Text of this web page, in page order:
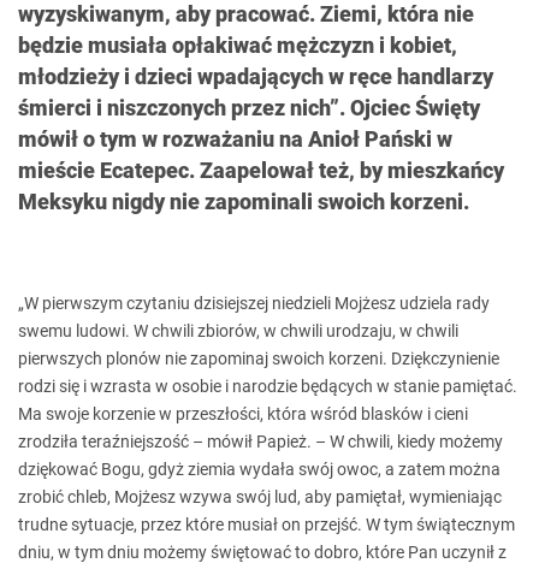
wyzyskiwanym, aby pracować. Ziemi, która nie
będzie musiała opłakiwać mężczyzn i kobiet,
młodzieży i dzieci wpadających w ręce handlarzy
śmierci i niszczonych przez nich”. Ojciec Święty
mówił o tym w rozważaniu na Anioł Pański w
mieście Ecatepec. Zaapelował też, by mieszkańcy
Meksyku nigdy nie zapominali swoich korzeni.
„W pierwszym czytaniu dzisiejszej niedzieli Mojżesz udziela rady
swemu ludowi. W chwili zbiorów, w chwili urodzaju, w chwili
pierwszych plonów nie zapominaj swoich korzeni. Dziękczynienie
rodzi się i wzrasta w osobie i narodzie będących w stanie pamiętać.
Ma swoje korzenie w przeszłości, która wśród blasków i cieni
zrodziła teraźniejszość – mówił Papież. – W chwili, kiedy możemy
dziękować Bogu, gdyż ziemia wydała swój owoc, a zatem można
zrobić chleb, Mojżesz wzywa swój lud, aby pamiętał, wymieniając
trudne sytuacje, przez które musiał on przejść. W tym świątecznym
dniu, w tym dniu możemy świętować to dobro, które Pan uczynił z